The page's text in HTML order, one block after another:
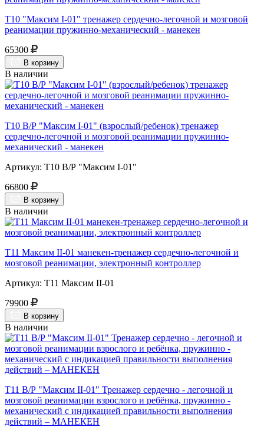
Т10 "Максим I-01" тренажер сердечно-легочной и мозговой
реанимации пружинно-механический - манекен
65300
В корзину
В наличии
Т10 В/Р "Максим I-01" (взрослый/ребенок) тренажер
сердечно-легочной и мозговой реанимации пружинно-
механический - манекен
Артикул: Т10 В/Р "Максим I-01"
66800
В корзину
В наличии
Т11 Максим II-01 манекен-тренажер сердечно-легочной и
мозговой реанимации, электронный контроллер
Артикул: Т11 Максим II-01
79900
В корзину
В наличии
Т11 В/Р "Максим II-01" Тренажер сердечно - легочной и
мозговой реанимации взрослого и ребёнка, пружинно -
механический с индикацией правильности выполнения
действий – МАНЕКЕН